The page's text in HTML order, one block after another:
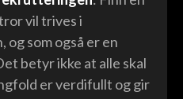
vil trives i
og som også er en
betyr ikke at alle skal
er verdifullt og gir